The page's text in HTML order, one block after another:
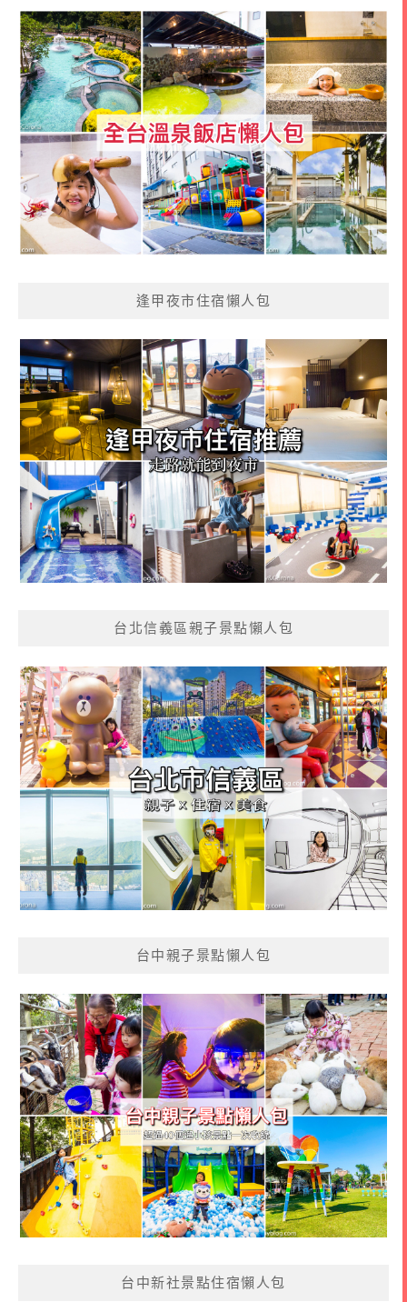
逢甲夜市住宿懶人包
台北信義區親子景點懶人包
台中親子景點懶人包
台中新社景點住宿懶人包